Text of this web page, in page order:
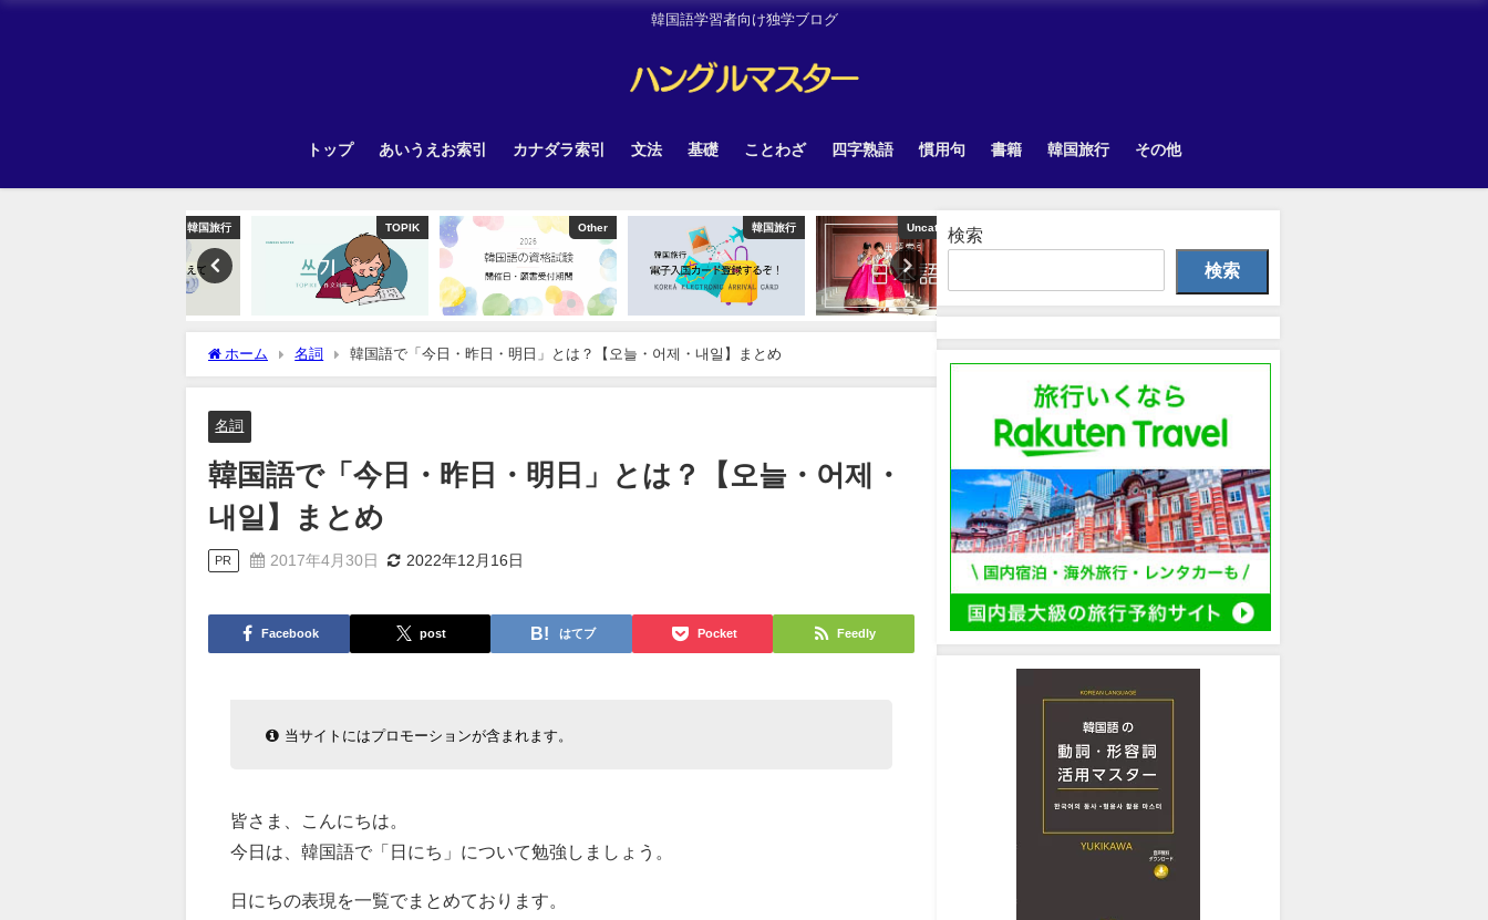
韓国語学習者向け独学ブログ
トップ あいうえお索引 カナダラ索引 文法 基礎 ことわざ 四字熟語 慣用句 書籍 韓国旅行 その他
Other 韓国旅行 Uncategorized
ホーム 名詞 韓国語で「今日・昨日・明日」とは？【오늘・어제・내일】まとめ
名詞
韓国語で「今日・昨日・明日」とは？【오늘・어제・
내일】まとめ
PR 2017年4月30日 2022年12月16日
Facebook post はてブ Pocket Feedly
当サイトにはプロモーションが含まれます。
皆さま、こんにちは。
今日は、韓国語で「日にち」について勉強しましょう。
日にちの表現を一覧でまとめております。
検索
検索